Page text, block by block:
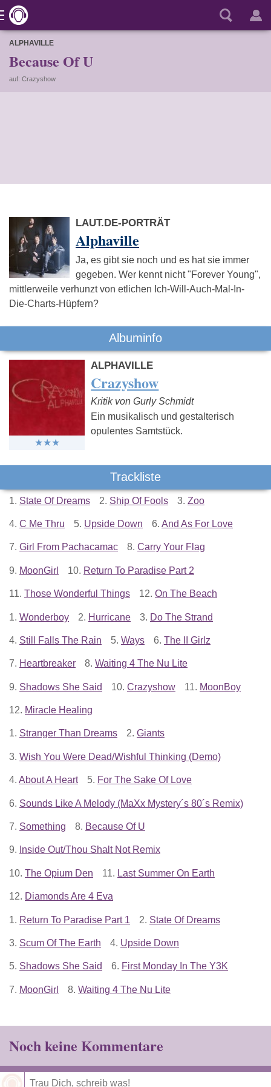
ALPHAVILLE
Because Of U
auf: Crazyshow
LAUT.DE-PORTRÄT
Alphaville
Ja, es gibt sie noch und es hat sie immer
gegeben. Wer kennt nicht "Forever Young",
mittlerweile verhunzt von etlichen Ich-Will-Auch-Mal-In-
Die-Charts-Hüpfern?
Albuminfo
ALPHAVILLE
Crazyshow
Kritik von Gurly Schmidt
Ein musikalisch und gestalterisch
opulentes Samtstück.
Trackliste
1. State Of Dreams 2. Ship Of Fools 3. Zoo
4. C Me Thru 5. Upside Down 6. And As For Love
7. Girl From Pachacamac 8. Carry Your Flag
9. MoonGirl 10. Return To Paradise Part 2
11. Those Wonderful Things 12. On The Beach
1. Wonderboy 2. Hurricane 3. Do The Strand
4. Still Falls The Rain 5. Ways 6. The II Girlz
7. Heartbreaker 8. Waiting 4 The Nu Lite
9. Shadows She Said 10. Crazyshow 11. MoonBoy
12. Miracle Healing
1. Stranger Than Dreams 2. Giants
3. Wish You Were Dead/Wishful Thinking (Demo)
4. About A Heart 5. For The Sake Of Love
6. Sounds Like A Melody (MaXx Mystery´s 80´s Remix)
7. Something 8. Because Of U
9. Inside Out/Thou Shalt Not Remix
10. The Opium Den 11. Last Summer On Earth
12. Diamonds Are 4 Eva
1. Return To Paradise Part 1 2. State Of Dreams
3. Scum Of The Earth 4. Upside Down
5. Shadows She Said 6. First Monday In The Y3K
7. MoonGirl 8. Waiting 4 The Nu Lite
Noch keine Kommentare